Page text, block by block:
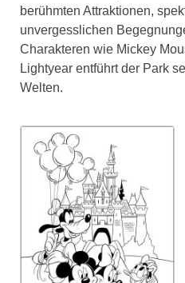
berühmten Attraktionen,
unvergesslichen
Charakteren wie Mickey
Lightyear entführt der Park
Welten.